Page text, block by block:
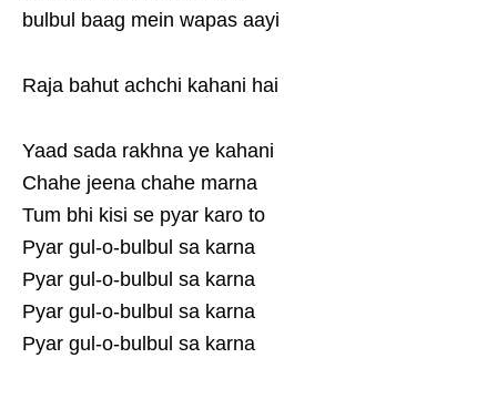
bulbul baag mein wapas aayi
Raja bahut achchi kahani hai
Yaad sada rakhna ye kahani
Chahe jeena chahe marna
Tum bhi kisi se pyar karo to
Pyar gul-o-bulbul sa karna
Pyar gul-o-bulbul sa karna
Pyar gul-o-bulbul sa karna
Pyar gul-o-bulbul sa karna